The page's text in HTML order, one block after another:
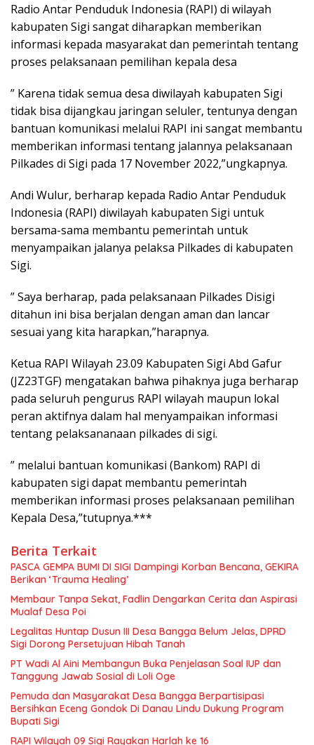
Radio Antar Penduduk Indonesia (RAPI) di wilayah
kabupaten Sigi sangat diharapkan memberikan
informasi kepada masyarakat dan pemerintah tentang
proses pelaksanaan pemilihan kepala desa
” Karena tidak semua desa diwilayah kabupaten Sigi
tidak bisa dijangkau jaringan seluler, tentunya dengan
bantuan komunikasi melalui RAPI ini sangat membantu
memberikan informasi tentang jalannya pelaksanaan
Pilkades di Sigi pada 17 November 2022,”ungkapnya.
Andi Wulur, berharap kepada Radio Antar Penduduk
Indonesia (RAPI) diwilayah kabupaten Sigi untuk
bersama-sama membantu pemerintah untuk
menyampaikan jalanya pelaksa Pilkades di kabupaten
Sigi.
” Saya berharap, pada pelaksanaan Pilkades Disigi
ditahun ini bisa berjalan dengan aman dan lancar
sesuai yang kita harapkan,”harapnya.
Ketua RAPI Wilayah 23.09 Kabupaten Sigi Abd Gafur
(JZ23TGF) mengatakan bahwa pihaknya juga berharap
pada seluruh pengurus RAPI wilayah maupun lokal
peran aktifnya dalam hal menyampaikan informasi
tentang pelaksananaan pilkades di sigi.
” melalui bantuan komunikasi (Bankom) RAPI di
kabupaten sigi dapat membantu pemerintah
memberikan informasi proses pelaksanaan pemilihan
Kepala Desa,”tutupnya.***
Berita Terkait
PASCA GEMPA BUMI DI SIGI Dampingi Korban Bencana, GEKIRA
Berikan ‘Trauma Healing’
Membaur Tanpa Sekat, Fadlin Dengarkan Cerita dan Aspirasi
Mualaf Desa Poi
Legalitas Huntap Dusun III Desa Bangga Belum Jelas, DPRD
Sigi Dorong Persetujuan Hibah Tanah
PT Wadi Al Aini Membangun Buka Penjelasan Soal IUP dan
Tanggung Jawab Sosial di Loli Oge
Pemuda dan Masyarakat Desa Bangga Berpartisipasi
Bersihkan Eceng Gondok Di Danau Lindu Dukung Program
Bupati Sigi
RAPI Wilayah 09 Sigi Rayakan Harlah ke 16